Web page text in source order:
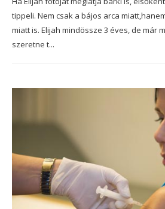
tippeli. Nem csak a bájos arca
miatt is. Elijah mindössze 3 éves, de már
szeretne t...